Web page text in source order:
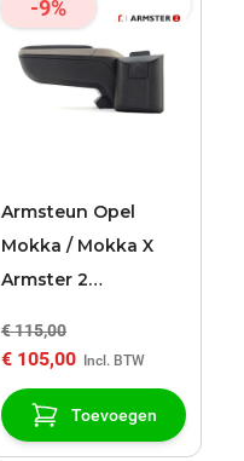
-9%
Armsteun Opel
Mokka / Mokka X
Armster 2
€ 115,00
€ 105,00
Toevoegen